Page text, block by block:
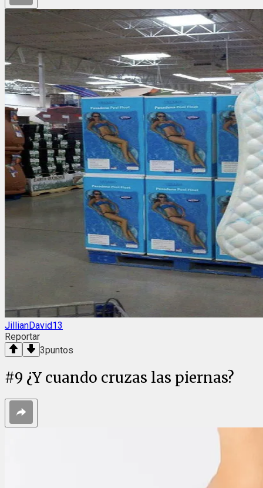
JillianDavid13
Reportar
3puntos
#9 ¿Y cuando cruzas las piernas?